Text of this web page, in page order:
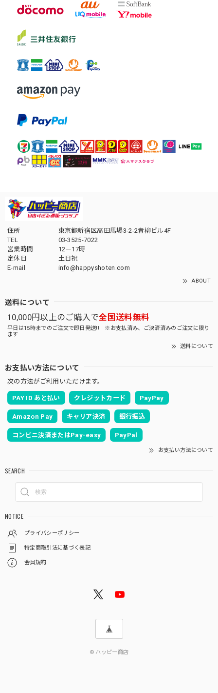
住所
東京都新宿区高田馬場3-2-2青柳ビル4F
TEL
03-3525-7022
営業時間
12－17時
定休日
土日祝
E-mail
info@happyshoten.com
ABOUT
送料について
10,000円以上のご購入で全国送料無料
平日は15時までのご注文で即日発送!! ※お支払済み、ご決済済みのご注文に限り
ます
送料について
お支払い方法について
次の方法がご利用いただけます。
PAY ID あと払い クレジットカード PayPay
Amazon Pay キャリア決済 銀行振込
コンビニ決済またはPay-easy PayPal
お支払い方法について
SEARCH
NOTICE
プライバシーポリシー
特定商取引法に基づく表記
会員規約
© ハッピー商店